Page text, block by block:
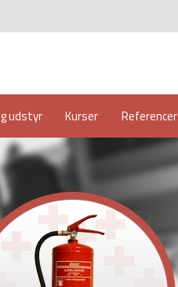
udstyr Kurser Referencer